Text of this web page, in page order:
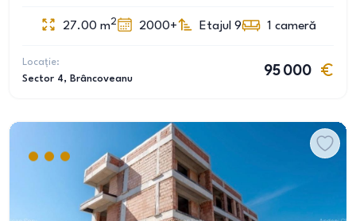
27.00 m2 2000+ Etajul 9 1 cameră
Locație:
Sector 4, Brâncoveanu
95 000